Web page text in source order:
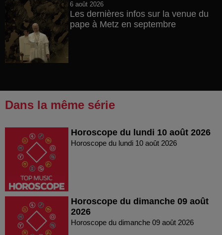
6 août 2026
Les dernières infos sur la venue du
pape à Metz en septembre
Dans la même série
Horoscope du lundi 10 août 2026
Horoscope du lundi 10 août 2026
Horoscope du dimanche 09 août
2026
Horoscope du dimanche 09 août 2026